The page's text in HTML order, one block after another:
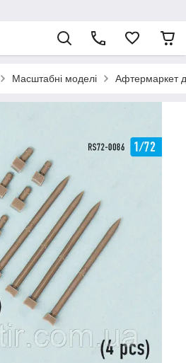
Масштабні моделі Афтермаркет